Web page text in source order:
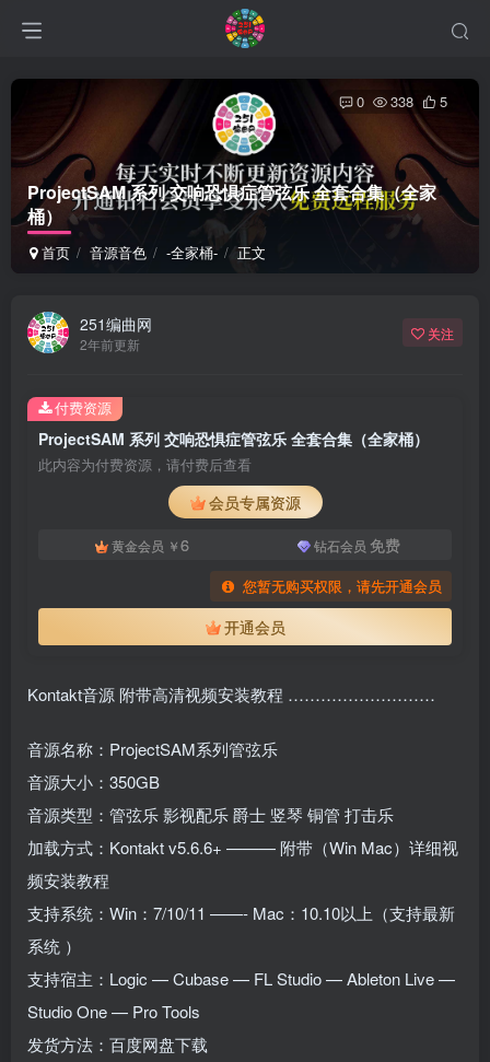
ProjectSAM 系列 交响恐惧症管弦乐 全套合集（全家
桶）
首页 音源音色 -全家桶- 正文
0 338 5
251编曲网
2年前更新
关注
ProjectSAM 系列 交响恐惧症管弦乐 全套合集（全家桶）
此内容为付费资源，请付费后查看
会员专属资源
黄金会员 ￥6 钻石会员 免费
您暂无购买权限，请先开通会员
开通会员
付费资源
Kontakt音源 附带高清视频安装教程 ………………………
音源名称：ProjectSAM系列管弦乐
音源大小：350GB
音源类型：管弦乐 影视配乐 爵士 竖琴 铜管 打击乐
加载方式：Kontakt v5.6.6+ ——— 附带（Win Mac）详细视
频安装教程
支持系统：Win：7/10/11 ——- Mac：10.10以上（支持最新
系统 ）
支持宿主：Logic — Cubase — FL Studio — Ableton Live —
Studio One — Pro Tools
发货方法：百度网盘下载